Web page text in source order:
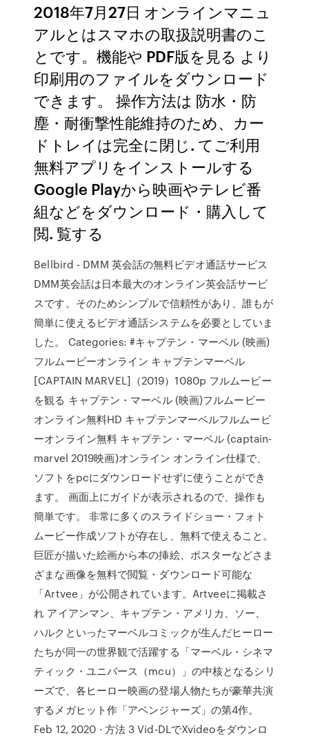
2018年7月27日 オンラインマニュ
アルとはスマホの取扱説明書のこ
とです。機能や PDF版を見る より
印刷用のファイルをダウンロード
できます。 操作方法は 防水・防
塵・耐衝撃性能維持のため、カー
ドトレイは完全に閉じ. てご利用
無料アプリをインストールする
Google Playから映画やテレビ番
組などをダウンロード・購入して
閲. 覧する
Bellbird - DMM 英会話の無料ビデオ通話サービス
DMM英会話は日本最大のオンライン英会話サービ
スです。そのためシンプルで信頼性があり、誰もが
簡単に使えるビデオ通話システムを必要としていま
した。 Categories: #キャプテン・マーベル (映画)
フルムービーオンライン キャプテンマーベル
[CAPTAIN MARVEL]（2019）1080p フルムービー
を観る キャプテン・マーベル (映画)フルムービー
オンライン無料HD キャプテンマーベルフルムービ
ーオンライン無料 キャプテン・マーベル (captain-
marvel 2019映画)オンライン オンライン仕様で、
ソフトをpcにダウンロードせずに使うことができ
ます。 画面上にガイドが表示されるので、操作も
簡単です。 非常に多くのスライドショー・フォト
ムービー作成ソフトが存在し、無料で使えること。
巨匠が描いた絵画から本の挿絵、ポスターなどさま
ざまな画像を無料で閲覧・ダウンロード可能な
「Artvee」が公開されています。Artveeに掲載さ
れ アイアンマン、キャプテン・アメリカ、ソー、
ハルクといったマーベルコミックが生んだヒーロー
たちが同一の世界観で活躍する「マーベル・シネマ
ティック・ユニバース（mcu）」の中核となるシリ
ーズで、各ヒーロー映画の登場人物たちが豪華共演
するメガヒット作「アベンジャーズ」の第4作。
Feb 12, 2020 · 方法 3 Vid-DLでXvideoをダウンロ